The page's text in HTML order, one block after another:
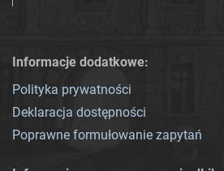
Informacje dodatkowe:
Polityka prywatności
Deklaracja dostępności
Poprawne formułowanie zapytań